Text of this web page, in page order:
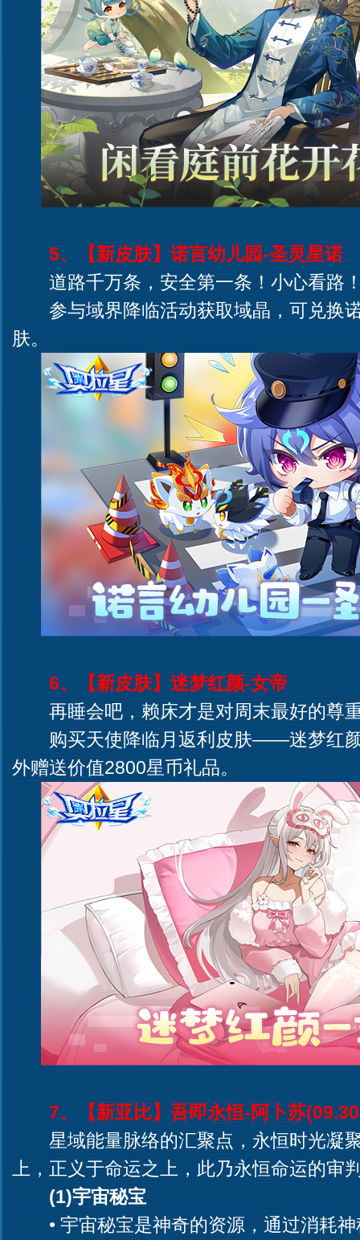
5、【新皮肤】诺言幼儿园-圣灵星诺
道路千万条，安全第一条！小心看路
参与域界降临活动获取域晶，可兑换
肤。
6、【新皮肤】迷梦红颜-女帝
再睡会吧，赖床才是对周末最好的尊
购买天使降临月返利皮肤——迷梦红颜
外赠送价值2800星币礼品。
7、【新亚比】吾即永恒-阿卜苏
星域能量脉络的汇聚点，永恒时光凝
上，正义于命运之上，此乃永恒命运的
(1)宇宙秘宝
• 宇宙秘宝是神奇的资源，通过消耗神